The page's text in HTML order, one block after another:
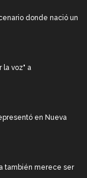
donde nació un
la voz" a
en Nueva
también merece ser